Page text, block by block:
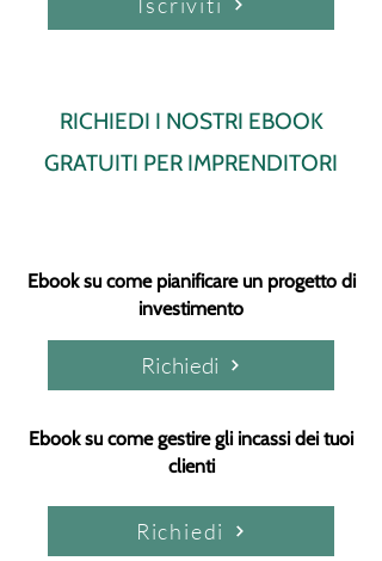
RICHIEDI I NOSTRI EBOOK
GRATUITI PER IMPRENDITORI
Ebook su come pianificare un progetto di
investimento
Richiedi
Ebook su come gestire gli incassi dei tuoi
clienti
Richiedi